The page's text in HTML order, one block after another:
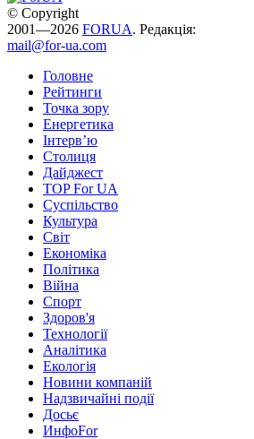
© Copyright
2001—2026 FORUA. Редакція:
mail@for-ua.com
Головне
Рейтинги
Точка зору
Енергетика
Інтерв’ю
Столиця
Дайджест
TOP For UA
Суспiльство
Культура
Світ
Економіка
Політика
Війна
Спорт
Здоров'я
Технології
Аналітика
Екологія
Новини компаній
Надзвичайні події
Досьє
ИнфоFor